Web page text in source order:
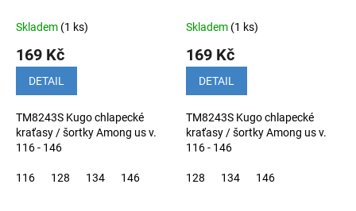
Skladem (1 ks)
169 Kč
DETAIL
TM8243S Kugo chlapecké
kraťasy / šortky Among us v.
116 - 146
116 128 134 146
Skladem (1 ks)
169 Kč
DETAIL
TM8243S Kugo chlapecké
kraťasy / šortky Among us v.
116 - 146
128 134 146